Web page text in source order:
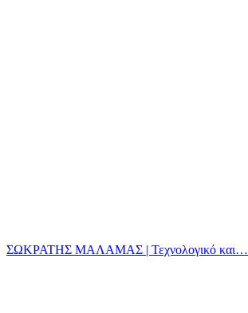
ΣΩΚΡΑΤΗΣ ΜΑΛΑΜΑΣ | Τεχνολογικό και…